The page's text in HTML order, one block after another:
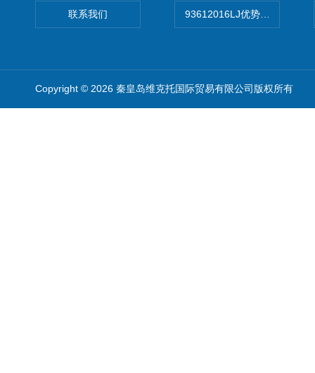
联系我们 93612016LJ优势供应美国
Copyright © 2026 秦皇岛维克托国际贸易有限公司版权所有